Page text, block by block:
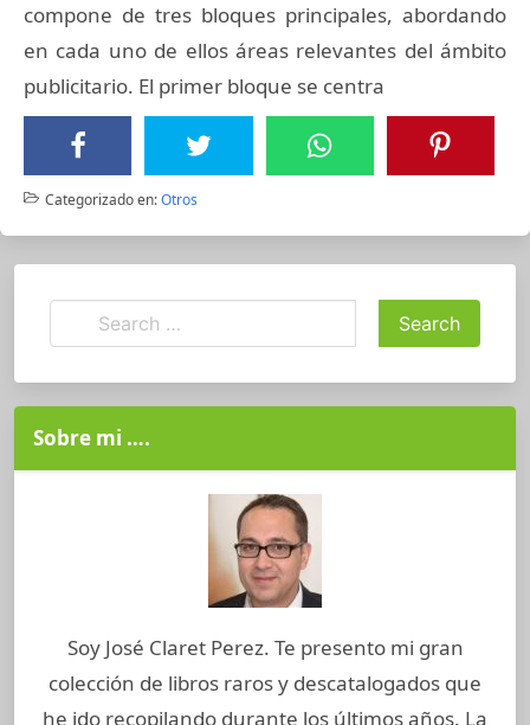
compone de tres bloques principales, abordando
en cada uno de ellos áreas relevantes del ámbito
publicitario. El primer bloque se centra
Categorizado en:Otros
Sobre mi ….
Soy José Claret Perez. Te presento mi gran
colección de libros raros y descatalogados que
he ido recopilando durante los últimos años. La